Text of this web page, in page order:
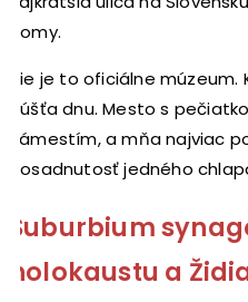
domy.
Nie je to oficiálne
púšťa dnu. Mesto s
námestím, a mňa najviac
posadnutosť jedného
Suburbium
holokaustu a